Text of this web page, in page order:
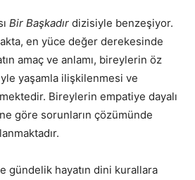
Bir Başkadır dizisiyle benzeşiyor.
en yüce değer derekesinde
amaç ve anlamı, bireylerin öz
yaşamla ilişkilenmesi ve
Bireylerin empatiye dayalı
göre sorunların çözümünde
gündelik hayatın dini kurallara